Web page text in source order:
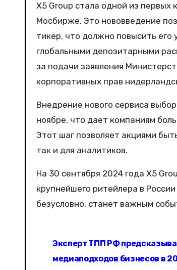
X5 Group стала одной из
Мосбирже. Это нововведение
тикер, что должно повысить его
глобальными депозитарными
за подачи заявления
корпоративных прав
Внедрение нового сервиса
ноябре, что дает компаниям
Этот шаг позволяет акциями
так и для аналитиков.
На 30 сентября 2024 года X5
крупнейшего ритейлера в
безусловно, станет важным
Эксперт ТПП РФ
медиаподходов бизнесов в